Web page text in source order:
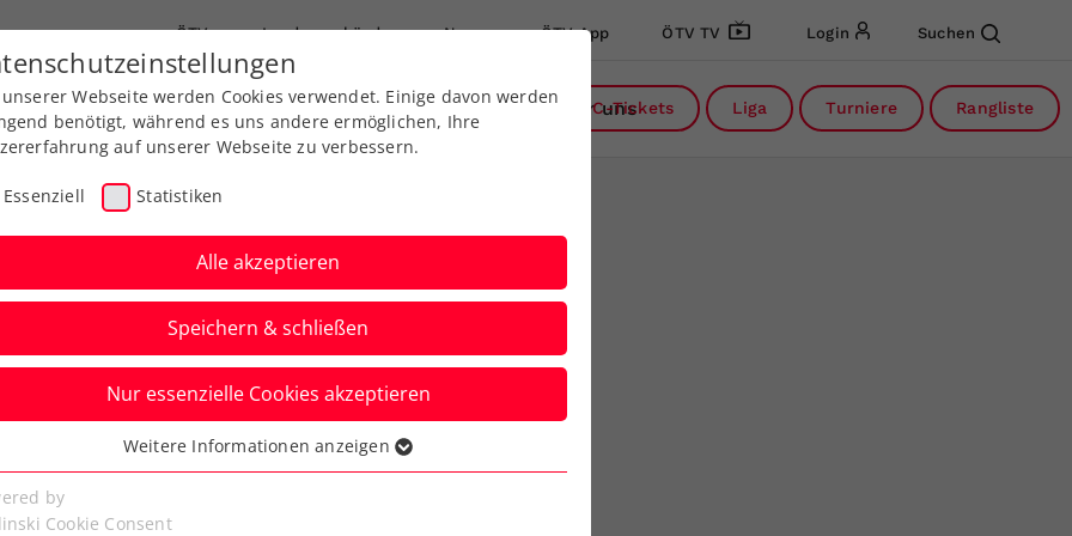
ÖTV Landesverbände News ÖTV App ÖTV TV Login Suchen
Leistungssport Ausbildung Services Über uns
DC-Tickets Liga Turniere Rangliste
Miedler feiert im
Webseite werden Cookies verwendet. Einige davon werden
benötigt, während es uns andere ermöglichen, Ihre
auf unserer Webseite zu verbessern.
Essenziell Statistiken
Alle akzeptieren
Speichern & schließen
Nur essenzielle Cookies akzeptieren
Cookies werden für grundlegende Funktionen der
benötigt. Dadurch ist gewährleistet, dass die Webseite
Weitere Informationen anzeigen
by
Cookie Consent